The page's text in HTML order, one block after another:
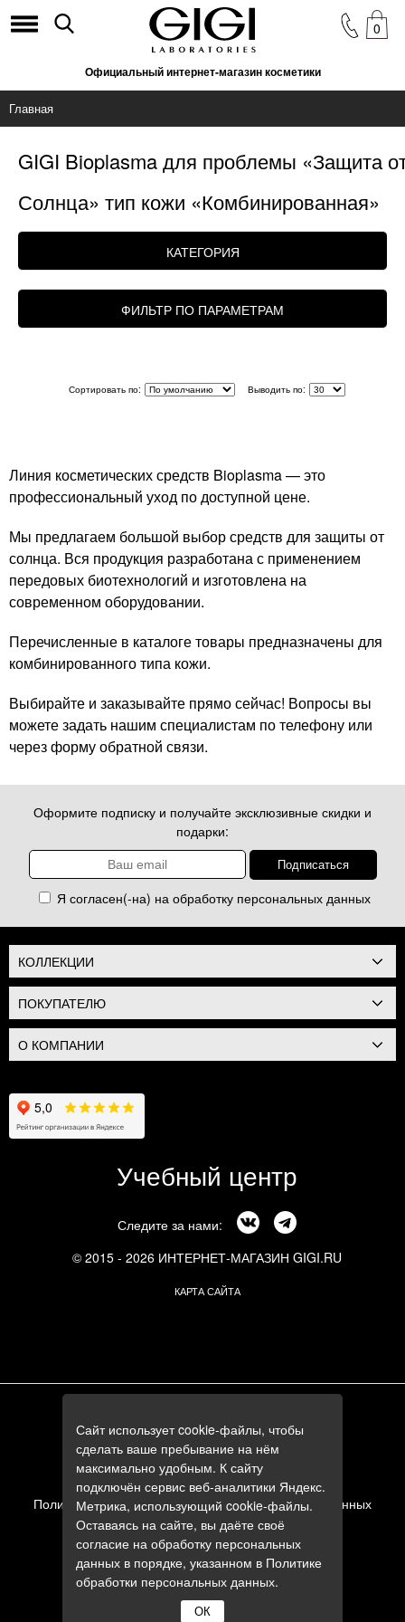
Официальный интернет-магазин косметики
0
Главная
КАТЕГОРИЯ
ФИЛЬТР ПО ПАРАМЕТРАМ
GIGI Bioplasma для проблемы «Защита
Солнца» тип кожи «Комбинированная»
Сортировать по: Выводить по:
Линия косметических средств Bioplasma — это
профессиональный уход по доступной цене.
Мы предлагаем большой выбор средств для защиты от
солнца. Вся продукция разработана с применением
передовых биотехнологий и изготовлена на
современном оборудовании.
Перечисленные в каталоге товары предназначены для
комбинированного типа кожи.
Выбирайте и заказывайте прямо сейчас! Вопросы вы
можете задать нашим специалистам по телефону или
через форму обратной связи.
Оформите подписку и получайте эксклюзивные скидки и
подарки:
Я согласен(-на) на обработку персональных данных
КОЛЛЕКЦИИ
ПОКУПАТЕЛЮ
О КОМПАНИИ
Учебный центр
Следите за нами:
© 2015 - 2026 ИНТЕРНЕТ-МАГАЗИН GIGI.RU
КАРТА САЙТА
+7 (495) 644-84-05
+7 (985) 644-84-05
e-mail:
zakaz@gigi.ru
Политика в отношении обработки персональных данных
Пользовательское соглашение
Сайт использует cookie-файлы, чтобы
сделать ваше пребывание на нём
максимально удобным. К сайту
подключён сервис веб-аналитики Яндекс.
Метрика, использующий cookie-файлы.
Оставаясь на сайте, вы даёте своё
согласие на обработку персональных
данных в порядке, указанном в Политике
обработки персональных данных.
ОК